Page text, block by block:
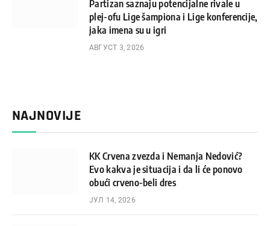
Partizan saznaju potencijalne rivale u
plej-ofu Lige šampiona i Lige konferencije,
jaka imena su u igri
АВГУСТ 3, 2026
NAJNOVIJE
KK Crvena zvezda i Nemanja Nedović?
Evo kakva je situacija i da li će ponovo
obući crveno-beli dres
ЈУЛ 14, 2026